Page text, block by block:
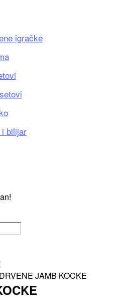
igračke
i bilijar
JAMB KOCKE